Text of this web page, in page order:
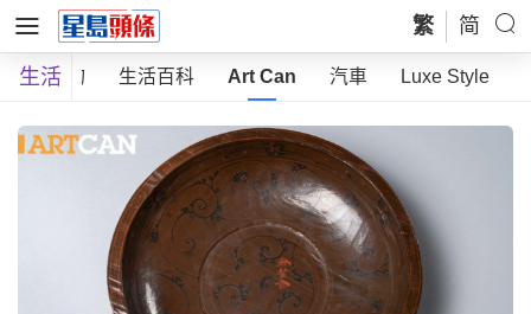
繁 简
生活
時尚購物 生活百科 Art Can 汽車 Luxe Style